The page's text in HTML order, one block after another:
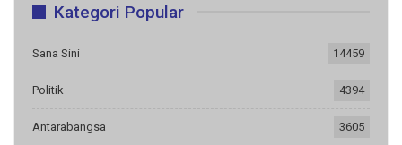
Kategori Popular
Sana Sini 14459
Politik 4394
Antarabangsa 3605